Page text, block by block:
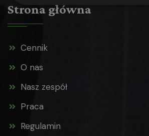
Strona główna
Cennik
O nas
Nasz zespół
Praca
Regulamin